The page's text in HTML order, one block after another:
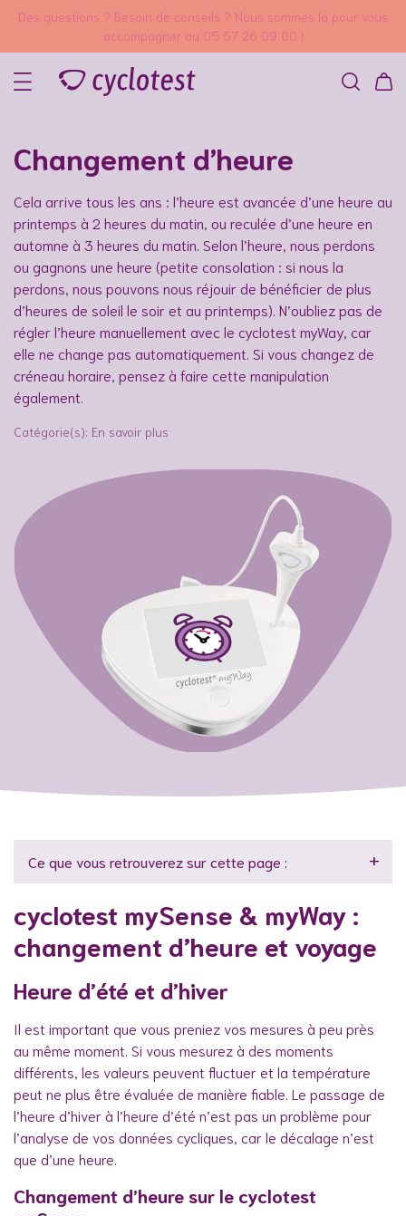
Des questions ? Besoin de conseils ? Nous sommes la pour vous
accompagner au 05 57 26 09 00 !
Changement d’heure
Cela arrive tous les ans : l’heure est avancée d’une heure au
printemps à 2 heures du matin, ou reculée d’une heure en
automne à 3 heures du matin. Selon l’heure, nous perdons
ou gagnons une heure (petite consolation : si nous la
perdons, nous pouvons nous réjouir de bénéficier de plus
d’heures de soleil le soir et au printemps). N’oubliez pas de
régler l’heure manuellement avec le cyclotest myWay, car
elle ne change pas automatiquement. Si vous changez de
créneau horaire, pensez à faire cette manipulation
également.
Catégorie(s): En savoir plus
Ce que vous retrouverez sur cette page :
cyclotest mySense & myWay :
changement d’heure et voyage
Heure d’été et d’hiver
Il est important que vous preniez vos mesures à peu près
au même moment. Si vous mesurez à des moments
différents, les valeurs peuvent fluctuer et la température
peut ne plus être évaluée de manière fiable. Le passage de
l’heure d’hiver à l’heure d’été n’est pas un problème pour
l’analyse de vos données cycliques, car le décalage n’est
que d’une heure.
Changement d’heure sur le cyclotest